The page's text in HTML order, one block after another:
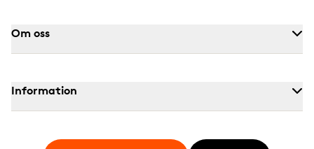
Om oss
Information